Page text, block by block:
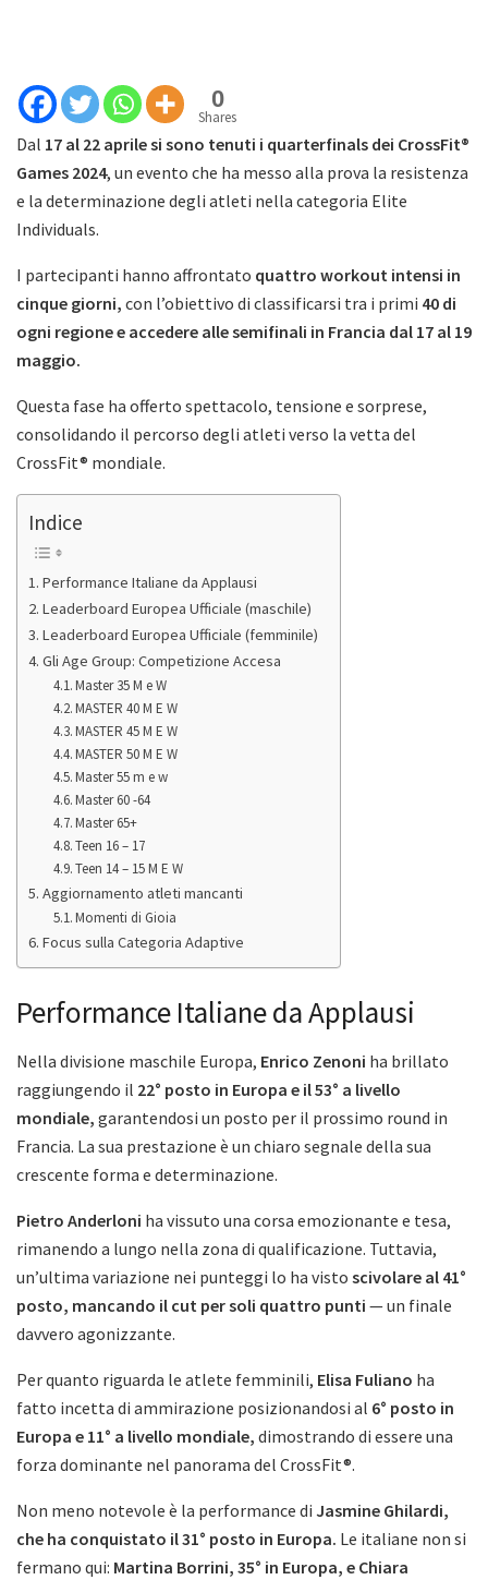
0
Shares
Dal 17 al 22 aprile si sono tenuti i quarterfinals dei CrossFit®
Games 2024, un evento che ha messo alla prova la resistenza
e la determinazione degli atleti nella categoria Elite
Individuals.
I partecipanti hanno affrontato quattro workout intensi in
cinque giorni, con l’obiettivo di classificarsi tra i primi 40 di
ogni regione e accedere alle semifinali in Francia dal 17 al 19
maggio.
Questa fase ha offerto spettacolo, tensione e sorprese,
consolidando il percorso degli atleti verso la vetta del
CrossFit® mondiale.
Indice
Performance Italiane da Applausi
Leaderboard Europea Ufficiale (maschile)
Leaderboard Europea Ufficiale (femminile)
Gli Age Group: Competizione Accesa
Master 35 M e W
MASTER 40 M E W
MASTER 45 M E W
MASTER 50 M E W
Master 55 m e w
Master 60 -64
Master 65+
Teen 16 – 17
Teen 14 – 15 M E W
Aggiornamento atleti mancanti
Momenti di Gioia
Focus sulla Categoria Adaptive
Performance Italiane da Applausi
Nella divisione maschile Europa, Enrico Zenoni ha brillato
raggiungendo il 22° posto in Europa e il 53° a livello
mondiale, garantendosi un posto per il prossimo round in
Francia. La sua prestazione è un chiaro segnale della sua
crescente forma e determinazione.
Pietro Anderloni ha vissuto una corsa emozionante e tesa,
rimanendo a lungo nella zona di qualificazione. Tuttavia,
un’ultima variazione nei punteggi lo ha visto scivolare al 41°
posto, mancando il cut per soli quattro punti — un finale
davvero agonizzante.
Per quanto riguarda le atlete femminili, Elisa Fuliano ha
fatto incetta di ammirazione posizionandosi al 6° posto in
Europa e 11° a livello mondiale, dimostrando di essere una
forza dominante nel panorama del CrossFit®.
Non meno notevole è la performance di Jasmine Ghilardi,
che ha conquistato il 31° posto in Europa. Le italiane non si
fermano qui: Martina Borrini, 35° in Europa, e Chiara